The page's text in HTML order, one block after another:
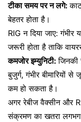
टीका समय पर न लगे:
बेहतर होता है।
RIG न दिया जाए: गंभीर
जरूरी होता है ताकि
कमजोर इम्युनिटी:जिनकी
बुजुर्ग, गंभीर बीमारियों
कम हो सकता है।
अगर रेबीज वैक्सीन और
संक्रमण का खतरा लगभग